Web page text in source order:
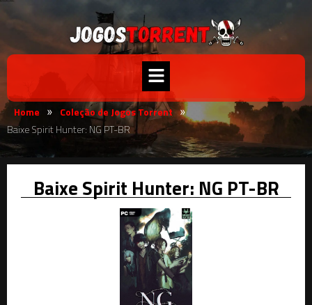
Home » Coleção de Jogos Torrent »
Baixe Spirit Hunter: NG PT-BR
Baixe Spirit Hunter: NG PT-BR